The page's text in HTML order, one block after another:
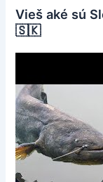
Vieš aké sú
🇸🇰